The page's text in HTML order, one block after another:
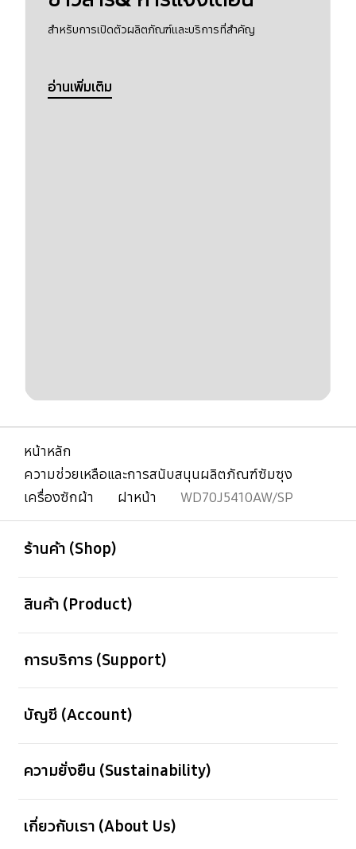
สำหรับการเปิดตัวผลิตภัณฑ์และบริการที่สำคัญ
อ่านเพิ่มเติม
หน้าหลัก
ความช่วยเหลือและการสนับสนุนผลิตภัณฑ์ซัมซุง
เครื่องซักผ้า
ฝาหน้า WD70J5410AW/SP
ร้านค้า (Shop)
สินค้า (Product)
การบริการ (Support)
บัญชี (Account)
ความยั่งยืน (Sustainability)
เกี่ยวกับเรา (About Us)